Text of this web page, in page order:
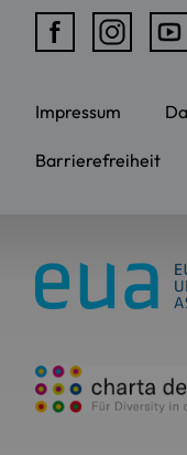
Impressum
Barrierefreiheit